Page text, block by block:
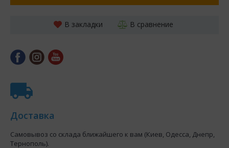
В закладки В сравнение
Доставка
Самовывоз со склада ближайшего к вам (Киев, Одесса, Днепр,
Тернополь).